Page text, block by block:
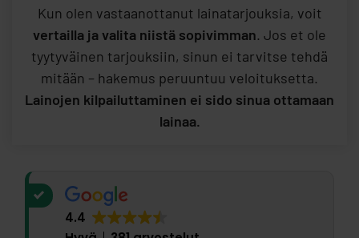
Kun olen vastaanottanut lainatarjouksia, voit
vertailla ja valita niistä sopivimman. Jos et ole
tyytyväinen tarjouksiin, sinun ei tarvitse tehdä
mitään – hakemus peruuntuu veloituksetta.
Lainojen kilpailuttaminen ei sido sinua ottamaan
lainaa.
4.4